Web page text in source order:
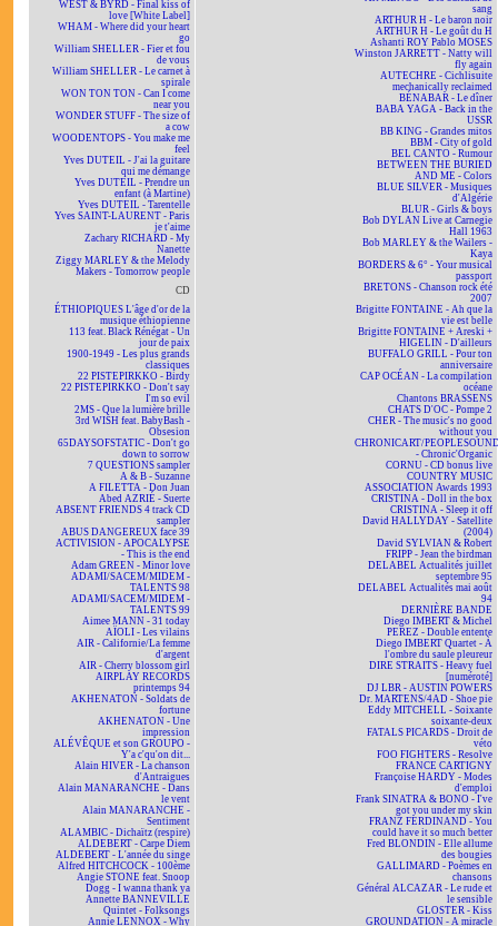
WEST & BYRD - Final kiss of
love [White Label]
WHAM - Where did your heart
go
William SHELLER - Fier et fou
de vous
William SHELLER - Le carnet à
spirale
WON TON TON - Can I come
near you
WONDER STUFF - The size of
a cow
WOODENTOPS - You make me
feel
Yves DUTEIL - J'ai la guitare
qui me démange
Yves DUTEIL - Prendre un
enfant (à Martine)
Yves DUTEIL - Tarentelle
Yves SAINT-LAURENT - Paris
je t'aime
Zachary RICHARD - My
Nanette
Ziggy MARLEY & the Melody
Makers - Tomorrow people
CD
ÉTHIOPIQUES L'âge d'or de la
musique éthiopienne
113 feat. Black Rénégat - Un
jour de paix
1900-1949 - Les plus grands
classiques
22 PISTEPIRKKO - Birdy
22 PISTEPIRKKO - Don't say
I'm so evil
2MS - Que la lumière brille
3rd WISH feat. BabyBash -
Obsesion
65DAYSOFSTATIC - Don't go
down to sorrow
7 QUESTIONS sampler
A & B - Suzanne
A FILETTA - Don Juan
Abed AZRIÉ - Suerte
ABSENT FRIENDS 4 track CD
sampler
ABUS DANGEREUX face 39
ACTIVISION - APOCALYPSE
- This is the end
Adam GREEN - Minor love
ADAMI/SACEM/MIDEM -
TALENTS 98
ADAMI/SACEM/MIDEM -
TALENTS 99
Aimee MANN - 31 today
AÏOLI - Les vilains
AIR - Californie/La femme
d'argent
AIR - Cherry blossom girl
AIRPLAY RECORDS
printemps 94
AKHENATON - Soldats de
fortune
AKHENATON - Une
impression
ALÉVÊQUE et son GROUPO -
Y'a c'qu'on dit...
Alain HIVER - La chanson
d'Antraigues
Alain MANARANCHE - Dans
le vent
Alain MANARANCHE -
Sentiment
ALAMBIC - Dichaïtz (respire)
ALDEBERT - Carpe Diem
ALDEBERT - L'année du singe
Alfred HITCHCOCK - 100ème
Angie STONE feat. Snoop
Dogg - I wanna thank ya
Annette BANNEVILLE
Quintet - Folksongs
Annie LENNOX - Why
sang
ARTHUR H - Le baron noir
ARTHUR H - Le goût du H
Ashanti ROY Pablo MOSES
Winston JARRETT - Natty will
fly again
AUTECHRE - Cichlisuite
mechanically reclaimed
BÉNABAR - Le dîner
BABA YAGA - Back in the
USSR
BB KING - Grandes mitos
BBM - City of gold
BEL CANTO - Rumour
BETWEEN THE BURIED
AND ME - Colors
BLUE SILVER - Musiques
d'Algérie
BLUR - Girls & boys
Bob DYLAN Live at Carnegie
Hall 1963
Bob MARLEY & the Wailers -
Kaya
BORDERS & 6° - Your musical
passport
BRETONS - Chanson rock été
2007
Brigitte FONTAINE - Ah que la
vie est belle
Brigitte FONTAINE + Areski +
HIGELIN - D'ailleurs
BUFFALO GRILL - Pour ton
anniversaire
CAP OCÉAN - La compilation
océane
Chantons BRASSENS
CHATS D'OC - Pompe 2
CHER - The music's no good
without you
CHRONICART/
- Chronic'Organic
CORNU - CD bonus live
COUNTRY MUSIC
ASSOCIATION Awards 1993
CRISTINA - Doll in the box
CRISTINA - Sleep it off
David HALLYDAY - Satellite
(2004)
David SYLVIAN & Robert
FRIPP - Jean the birdman
DELABEL Actualités juillet
septembre 95
DELABEL Actualités mai août
94
DERNIÈRE BANDE
Diego IMBERT & Michel
PEREZ - Double entente
Diego IMBERT Quartet - À
l'ombre du saule pleureur
DIRE STRAITS - Heavy fuel
[numéroté]
DJ LBR - AUSTIN POWERS
Dr. MARTENS/4AD - Shoe pie
Eddy MITCHELL - Soixante
soixante-deux
FATALS PICARDS - Droit de
véto
FOO FIGHTERS - Resolve
FRANCE CARTIGNY
Françoise HARDY - Modes
d'emploi
Frank SINATRA & BONO - I've
got you under my skin
FRANZ FERDINAND - You
could have it so much better
Fred BLONDIN - Elle allume
des bougies
GALLIMARD - Poèmes en
chansons
Général ALCAZAR - Le rude et
le sensible
GLOSTER - Kiss
GROUNDATION - A miracle